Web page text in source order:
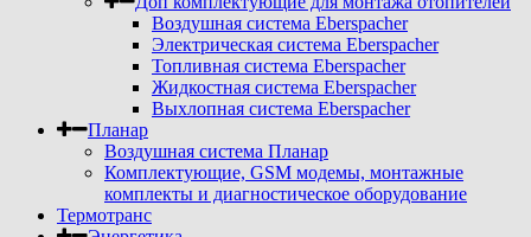
Воздушная система Eberspacher
Электрическая система Eberspacher
Топливная система Eberspacher
Жидкостная система Eberspacher
Выхлопная система Eberspacher
Планар
Воздушная система Планар
Комплектующие, GSM модемы, монтажные
комплекты и диагностическое оборудование
Термотранс